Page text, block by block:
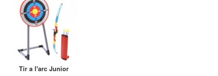
Tir a l'arc Junior